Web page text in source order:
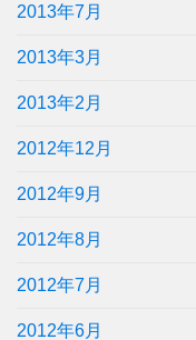
2013年7月
2013年3月
2013年2月
2012年12月
2012年9月
2012年8月
2012年7月
2012年6月